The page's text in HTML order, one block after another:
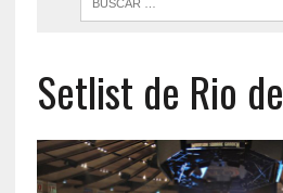
Setlist de Rio